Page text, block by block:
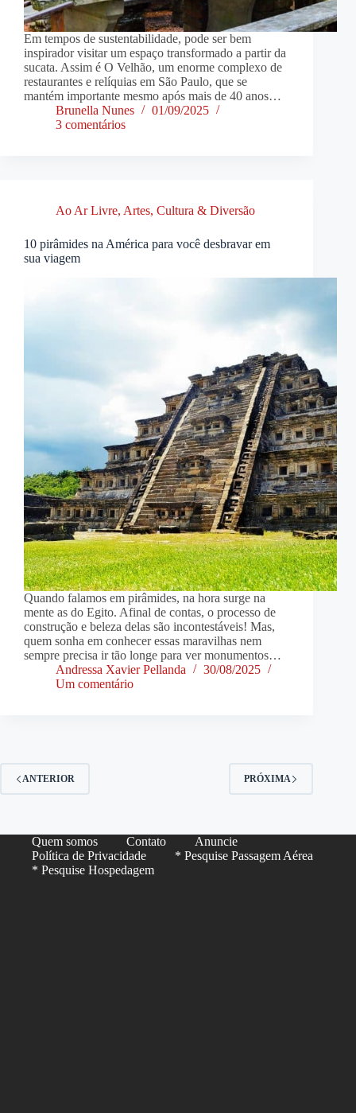
Em tempos de sustentabilidade, pode ser bem
inspirador visitar um espaço transformado a partir da
sucata. Assim é O Velhão, um enorme complexo de
restaurantes e relíquias em São Paulo, que se
mantém importante mesmo após mais de 40 anos…
Brunella Nunes
01/09/2025
3 comentários
Ao Ar Livre, Artes, Cultura & Diversão
10 pirâmides na América para você desbravar em
sua viagem
Quando falamos em pirâmides, na hora surge na
mente as do Egito. Afinal de contas, o processo de
construção e beleza delas são incontestáveis! Mas,
quem sonha em conhecer essas maravilhas nem
sempre precisa ir tão longe para ver monumentos…
Andressa Xavier Pellanda
30/08/2025
Um comentário
ANTERIOR PRÓXIMA
Quem somos Contato
Anuncie
Política de Privacidade
* Pesquise Passagem Aérea
* Pesquise Hospedagem